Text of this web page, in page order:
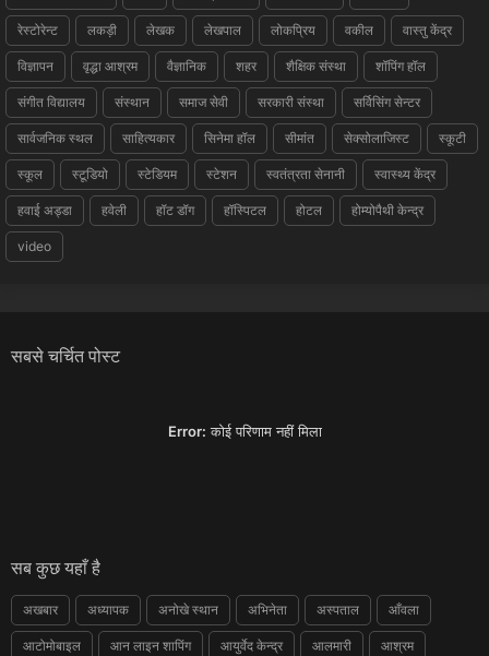
रेस्टोरेन्ट लकड़ी लेखक लेखपाल लोकप्रिय वकील वास्तु केंद्र
विज्ञापन वृद्धा आश्रम वैज्ञानिक शहर शैक्षिक संस्था शॉपिंग हॉल
संगीत विद्यालय संस्थान समाज सेवी सरकारी संस्था सर्विसिंग सेन्टर
सार्वजनिक स्थल साहित्यकार सिनेमा हॉल सीमांत सेक्सोलाजिस्ट स्कूटी
स्कूल स्टूडियो स्टेडियम स्टेशन स्वतंत्रता सेनानी स्वास्थ्य केंद्र
हवाई अड्डा हवेली हॉट डॉग हॉस्पिटल होटल होम्योपैथी केन्द्र
video
सबसे चर्चित पोस्ट
Error: कोई परिणाम नहीं मिला
सब कुछ यहाँ है
अखबार अध्यापक अनोखे स्थान अभिनेता अस्पताल आँवला
आटोमोबाइल आन लाइन शापिंग आयुर्वेद केन्द्र आलमारी आश्रम